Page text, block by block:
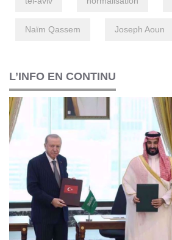
Naïm Qassem Joseph Aoun
L’INFO EN CONTINU